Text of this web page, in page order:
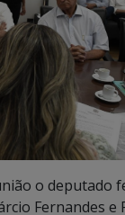
o deputado
Fernandes